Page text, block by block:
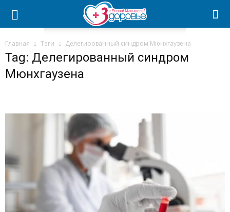
Главная Теги Делегированный синдром Мюнхгаузена
Tag: Делегированный синдром
Мюнхгаузена